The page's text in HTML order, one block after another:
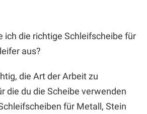
ich die richtige Schleifscheibe für
aus?
die Art der Arbeit zu
die du die Scheibe verwenden
für Metall, Stein